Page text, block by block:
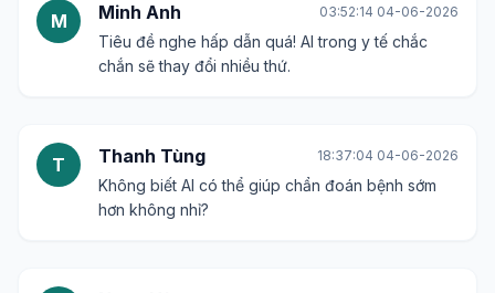
M Minh Anh 03:52:14 04-06-2026
Tiêu đề nghe hấp dẫn quá! AI trong y tế chắc
chắn sẽ thay đổi nhiều thứ.
T Thanh Tùng 18:37:04 04-06-2026
Không biết AI có thể giúp chẩn đoán bệnh sớm
hơn không nhỉ?